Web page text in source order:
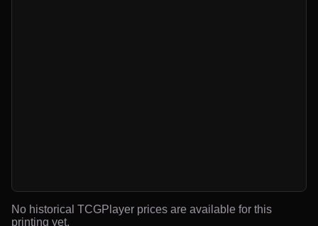
No historical TCGPlayer prices are available for this
printing yet.